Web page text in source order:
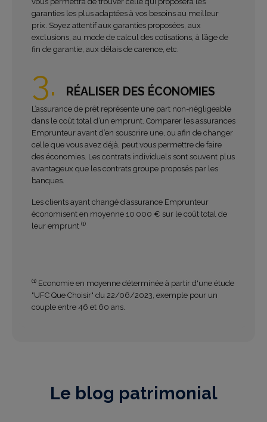
garanties les plus adaptées à vos besoins au meilleur
prix. Soyez attentif aux garanties proposées, aux
exclusions, au mode de calcul des cotisations, à l’âge de
fin de garantie, aux délais de carence, etc.
3. RÉALISER DES ÉCONOMIES
L’assurance de prêt représente une part non-négligeable
dans le coût total d’un emprunt. Comparer les assurances
Emprunteur avant d’en souscrire une, ou afin de changer
celle que vous avez déjà, peut vous permettre de faire
des économies. Les contrats individuels sont souvent plus
avantageux que les contrats groupe proposés par les
banques.
Les clients ayant changé d’assurance Emprunteur
économisent en moyenne 10 000 € sur le coût total de
leur emprunt (1)
(1) Economie en moyenne déterminée à partir d'une étude
"UFC Que Choisir" du 22/06/2023, exemple pour un
couple entre 46 et 60 ans.
Le blog patrimonial